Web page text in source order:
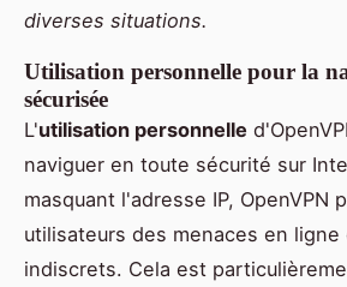
diverses situations.
Utilisation personnelle pour la
sécurisée
L'utilisation personnelle
naviguer en toute sécurité sur
masquant l'adresse IP, OpenVPN
utilisateurs des menaces en
indiscrets. Cela est